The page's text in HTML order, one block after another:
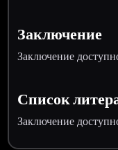
Заключение
Заключение
Список
Заключение